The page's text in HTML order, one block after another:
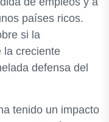
países ricos.
si la
la creciente
defensa del
tenido un impacto